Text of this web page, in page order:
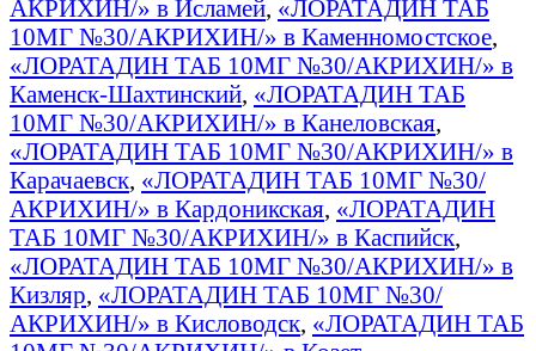
АКРИХИН/» в Исламей, «ЛОРАТАДИН ТАБ
10МГ №30/АКРИХИН/» в Каменномостское,
«ЛОРАТАДИН ТАБ 10МГ №30/АКРИХИН/» в
Каменск-Шахтинский, «ЛОРАТАДИН ТАБ
10МГ №30/АКРИХИН/» в Канеловская,
«ЛОРАТАДИН ТАБ 10МГ №30/АКРИХИН/» в
Карачаевск, «ЛОРАТАДИН ТАБ 10МГ №30/
АКРИХИН/» в Кардоникская, «ЛОРАТАДИН
ТАБ 10МГ №30/АКРИХИН/» в Каспийск,
«ЛОРАТАДИН ТАБ 10МГ №30/АКРИХИН/» в
Кизляр, «ЛОРАТАДИН ТАБ 10МГ №30/
АКРИХИН/» в Кисловодск, «ЛОРАТАДИН ТАБ